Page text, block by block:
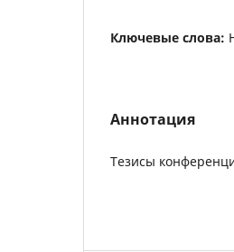
Ключевые слова:
Аннотация
Тезисы